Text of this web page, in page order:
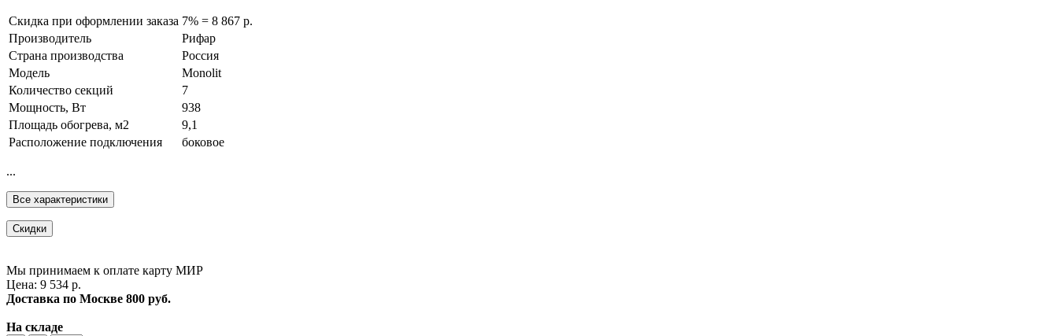
Скидка при оформлении заказа 7% = 8 867 р.
Производитель
Рифар
Страна производства
Россия
Модель
Monolit
Количество секций
7
Мощность, Вт
938
Площадь обогрева, м2
9,1
Расположение подключения
боковое
...
Все характеристики
Скидки
Мы принимаем к оплате карту МИР
Цена: 9 534 р.
Доставка по Москве 800 руб.
На складе